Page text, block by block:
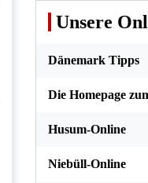
Unsere
Dänemark Tipps
Die Homepage
Husum-Online
Niebüll-Online